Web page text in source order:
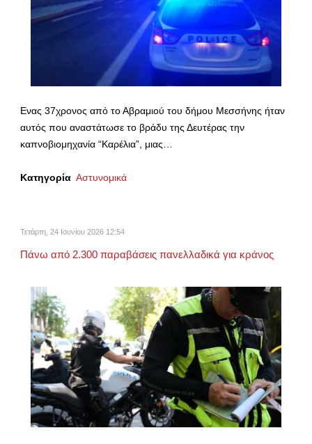
Ενας 37χρονος από το Αβραμιού του δήμου Μεσσήνης ήταν
αυτός που αναστάτωσε το βράδυ της Δευτέρας την
καπνοβιομηχανία “Καρέλια”, μιας…
Κατηγορία Αστυνομικά
Τετάρτη, 24 Ιουνίου 2026 12:54
Πάνω από 2.300 παραβάσεις πανελλαδικά για κράνος